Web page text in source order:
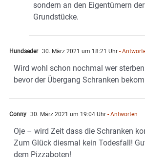
sondern an den Eigentümern
Grundstücke.
Hundseder 30. März 2021 um 18:21 Uhr -
Wird wohl schon nochmal wer
bevor der Übergang Schranken
Conny 30. März 2021 um 19:04 Uhr - Antworten
Oje – wird Zeit dass die Schranken
Zum Glück diesmal kein Todesfall!
dem Pizzaboten!